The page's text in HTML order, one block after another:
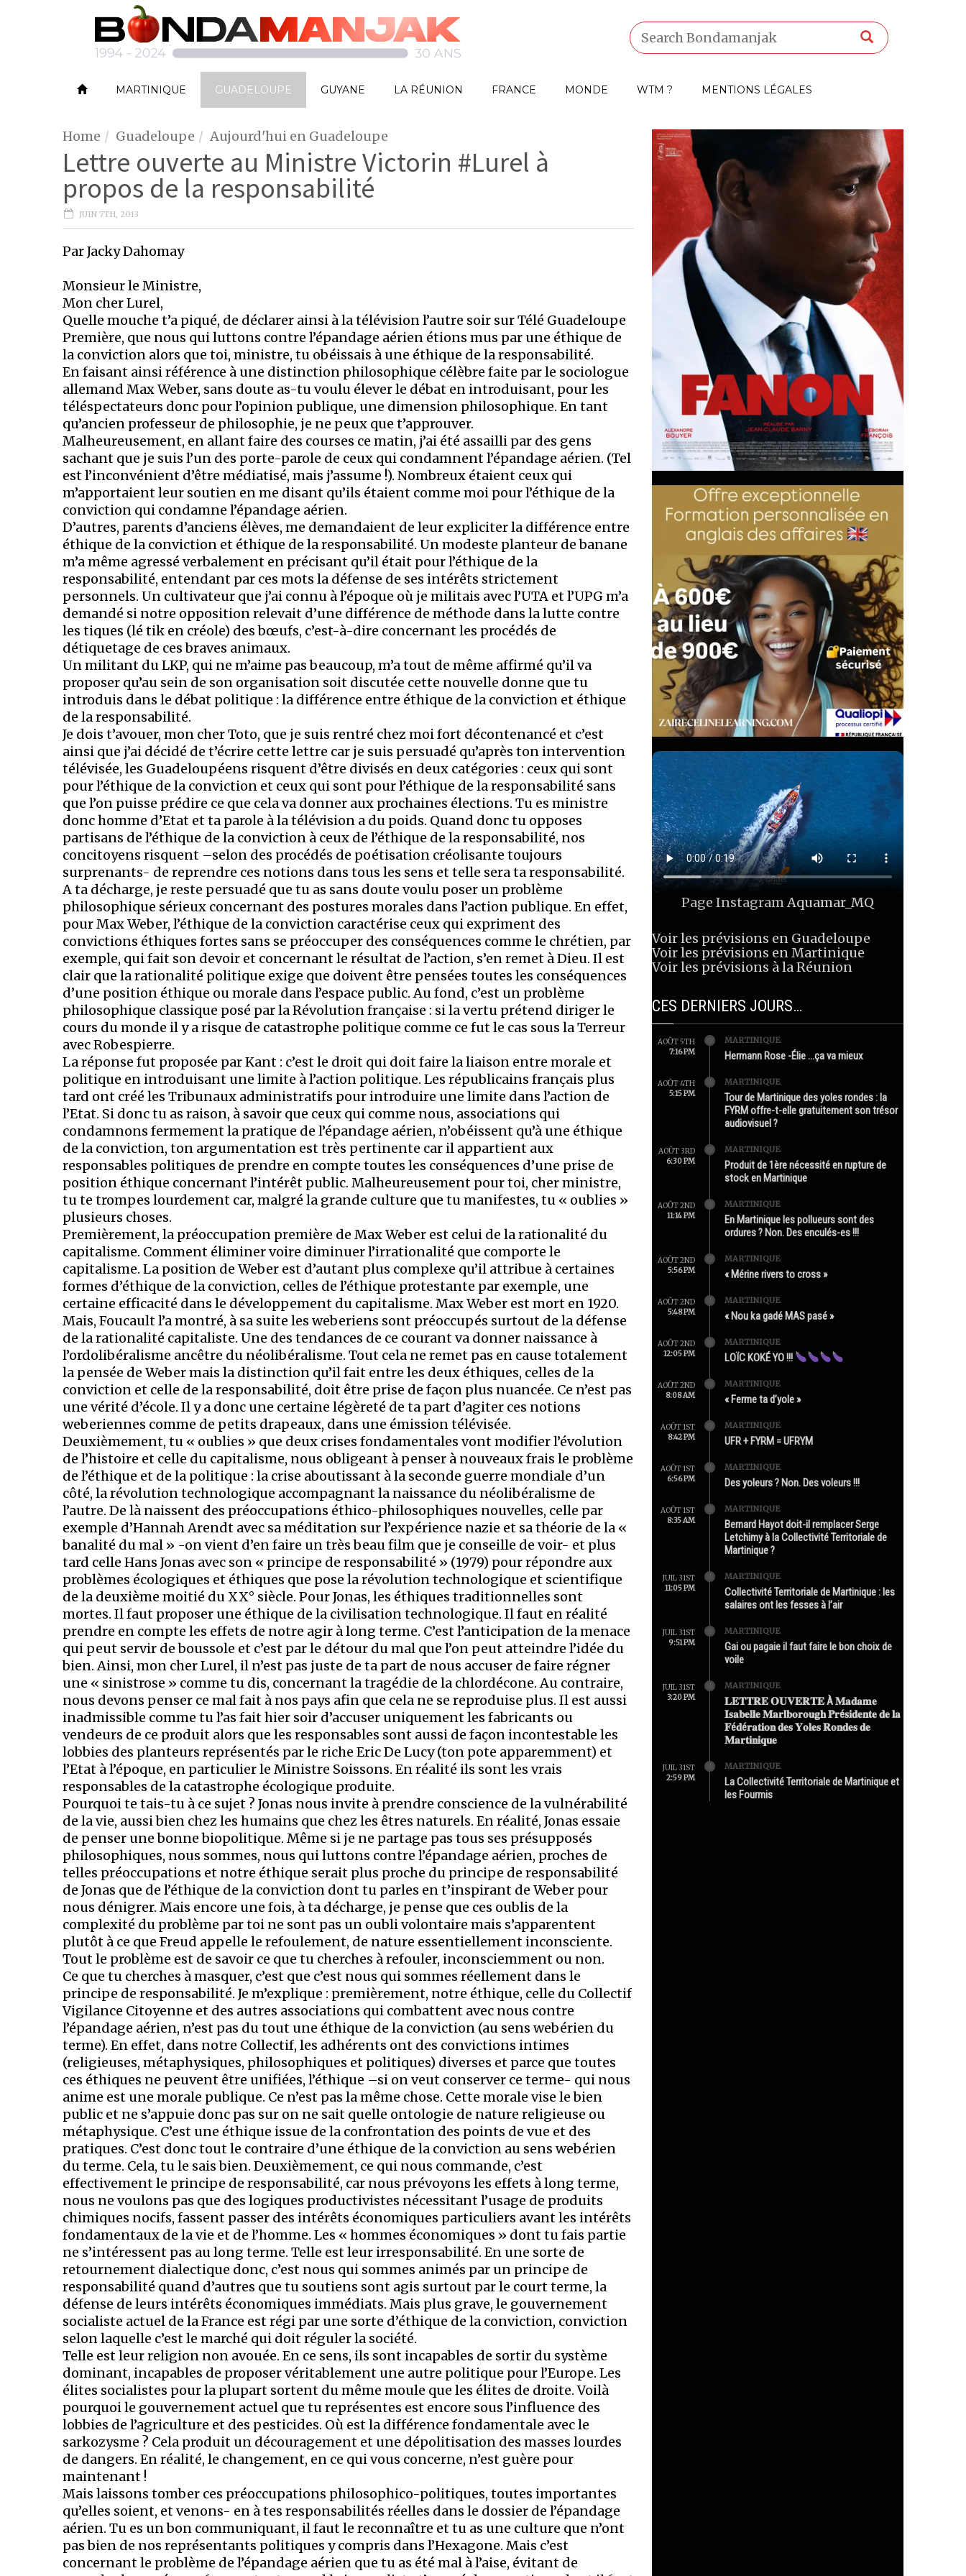
MARTINIQUE GUADELOUPE GUYANE LA RÉUNION FRANCE MONDE WTM ? MENTIONS LÉGALES
Home Guadeloupe Aujourd'hui en Guadeloupe
Lettre ouverte au Ministre Victorin #Lurel à
propos de la responsabilité
JUIN 7TH, 2013
Par Jacky Dahomay
Monsieur le Ministre,
Mon cher Lurel,
Quelle mouche t’a piqué, de déclarer ainsi à la télévision l’autre soir sur Télé Guadeloupe
Première, que nous qui luttons contre l’épandage aérien étions mus par une éthique de
la conviction alors que toi, ministre, tu obéissais à une éthique de la responsabilité.
En faisant ainsi référence à une distinction philosophique célèbre faite par le sociologue
allemand Max Weber, sans doute as-tu voulu élever le débat en introduisant, pour les
téléspectateurs donc pour l’opinion publique, une dimension philosophique. En tant
qu’ancien professeur de philosophie, je ne peux que t’approuver.
Malheureusement, en allant faire des courses ce matin, j’ai été assailli par des gens
sachant que je suis l’un des porte-parole de ceux qui condamnent l’épandage aérien. (Tel
est l’inconvénient d’être médiatisé, mais j’assume !). Nombreux étaient ceux qui
m’apportaient leur soutien en me disant qu’ils étaient comme moi pour l’éthique de la
conviction qui condamne l’épandage aérien.
D’autres, parents d’anciens élèves, me demandaient de leur expliciter la différence entre
éthique de la conviction et éthique de la responsabilité. Un modeste planteur de banane
m’a même agressé verbalement en précisant qu’il était pour l’éthique de la
responsabilité, entendant par ces mots la défense de ses intérêts strictement
personnels. Un cultivateur que j’ai connu à l’époque où je militais avec l’UTA et l’UPG m’a
demandé si notre opposition relevait d’une différence de méthode dans la lutte contre
les tiques (lé tik en créole) des bœufs, c’est-à-dire concernant les procédés de
détiquetage de ces braves animaux.
Un militant du LKP, qui ne m’aime pas beaucoup, m’a tout de même affirmé qu’il va
proposer qu’au sein de son organisation soit discutée cette nouvelle donne que tu
introduis dans le débat politique : la différence entre éthique de la conviction et éthique
de la responsabilité.
Je dois t’avouer, mon cher Toto, que je suis rentré chez moi fort décontenancé et c’est
ainsi que j’ai décidé de t’écrire cette lettre car je suis persuadé qu’après ton intervention
télévisée, les Guadeloupéens risquent d’être divisés en deux catégories : ceux qui sont
pour l’éthique de la conviction et ceux qui sont pour l’éthique de la responsabilité sans
que l’on puisse prédire ce que cela va donner aux prochaines élections. Tu es ministre
donc homme d’Etat et ta parole à la télévision a du poids. Quand donc tu opposes
partisans de l’éthique de la conviction à ceux de l’éthique de la responsabilité, nos
concitoyens risquent –selon des procédés de poétisation créolisante toujours
surprenants- de reprendre ces notions dans tous les sens et telle sera ta responsabilité.
A ta décharge, je reste persuadé que tu as sans doute voulu poser un problème
philosophique sérieux concernant des postures morales dans l’action publique. En effet,
pour Max Weber, l’éthique de la conviction caractérise ceux qui expriment des
convictions éthiques fortes sans se préoccuper des conséquences comme le chrétien, par
exemple, qui fait son devoir et concernant le résultat de l’action, s’en remet à Dieu. Il est
clair que la rationalité politique exige que doivent être pensées toutes les conséquences
d’une position éthique ou morale dans l’espace public. Au fond, c’est un problème
philosophique classique posé par la Révolution française : si la vertu prétend diriger le
cours du monde il y a risque de catastrophe politique comme ce fut le cas sous la Terreur
avec Robespierre.
La réponse fut proposée par Kant : c’est le droit qui doit faire la liaison entre morale et
politique en introduisant une limite à l’action politique. Les républicains français plus
tard ont créé les Tribunaux administratifs pour introduire une limite dans l’action de
l’Etat. Si donc tu as raison, à savoir que ceux qui comme nous, associations qui
condamnons fermement la pratique de l’épandage aérien, n’obéissent qu’à une éthique
de la conviction, ton argumentation est très pertinente car il appartient aux
responsables politiques de prendre en compte toutes les conséquences d’une prise de
position éthique concernant l’intérêt public. Malheureusement pour toi, cher ministre,
tu te trompes lourdement car, malgré la grande culture que tu manifestes, tu « oublies »
plusieurs choses.
Premièrement, la préoccupation première de Max Weber est celui de la rationalité du
capitalisme. Comment éliminer voire diminuer l’irrationalité que comporte le
capitalisme. La position de Weber est d’autant plus complexe qu’il attribue à certaines
formes d’éthique de la conviction, celles de l’éthique protestante par exemple, une
certaine efficacité dans le développement du capitalisme. Max Weber est mort en 1920.
Mais, Foucault l’a montré, à sa suite les weberiens sont préoccupés surtout de la défense
de la rationalité capitaliste. Une des tendances de ce courant va donner naissance à
l’ordolibéralisme ancêtre du néolibéralisme. Tout cela ne remet pas en cause totalement
la pensée de Weber mais la distinction qu’il fait entre les deux éthiques, celles de la
conviction et celle de la responsabilité, doit être prise de façon plus nuancée. Ce n’est pas
une vérité d’école. Il y a donc une certaine légèreté de ta part d’agiter ces notions
weberiennes comme de petits drapeaux, dans une émission télévisée.
Deuxièmement, tu « oublies » que deux crises fondamentales vont modifier l’évolution
de l’histoire et celle du capitalisme, nous obligeant à penser à nouveaux frais le problème
de l’éthique et de la politique : la crise aboutissant à la seconde guerre mondiale d’un
côté, la révolution technologique accompagnant la naissance du néolibéralisme de
l’autre. De là naissent des préoccupations éthico-philosophiques nouvelles, celle par
exemple d’Hannah Arendt avec sa méditation sur l’expérience nazie et sa théorie de la «
banalité du mal » -on vient d’en faire un très beau film que je conseille de voir- et plus
tard celle Hans Jonas avec son « principe de responsabilité » (1979) pour répondre aux
problèmes écologiques et éthiques que pose la révolution technologique et scientifique
de la deuxième moitié du XX° siècle. Pour Jonas, les éthiques traditionnelles sont
mortes. Il faut proposer une éthique de la civilisation technologique. Il faut en réalité
prendre en compte les effets de notre agir à long terme. C’est l’anticipation de la menace
qui peut servir de boussole et c’est par le détour du mal que l’on peut atteindre l’idée du
bien. Ainsi, mon cher Lurel, il n’est pas juste de ta part de nous accuser de faire régner
une « sinistrose » comme tu dis, concernant la tragédie de la chlordécone. Au contraire,
nous devons penser ce mal fait à nos pays afin que cela ne se reproduise plus. Il est aussi
inadmissible comme tu l’as fait hier soir d’accuser uniquement les fabricants ou
vendeurs de ce produit alors que les responsables sont aussi de façon incontestable les
lobbies des planteurs représentés par le riche Eric De Lucy (ton pote apparemment) et
l’Etat à l’époque, en particulier le Ministre Soissons. En réalité ils sont les vrais
responsables de la catastrophe écologique produite.
Pourquoi te tais-tu à ce sujet ? Jonas nous invite à prendre conscience de la vulnérabilité
de la vie, aussi bien chez les humains que chez les êtres naturels. En réalité, Jonas essaie
de penser une bonne biopolitique. Même si je ne partage pas tous ses présupposés
philosophiques, nous sommes, nous qui luttons contre l’épandage aérien, proches de
telles préoccupations et notre éthique serait plus proche du principe de responsabilité
de Jonas que de l’éthique de la conviction dont tu parles en t’inspirant de Weber pour
nous dénigrer. Mais encore une fois, à ta décharge, je pense que ces oublis de la
complexité du problème par toi ne sont pas un oubli volontaire mais s’apparentent
plutôt à ce que Freud appelle le refoulement, de nature essentiellement inconsciente.
Tout le problème est de savoir ce que tu cherches à refouler, inconsciemment ou non.
Ce que tu cherches à masquer, c’est que c’est nous qui sommes réellement dans le
principe de responsabilité. Je m’explique : premièrement, notre éthique, celle du Collectif
Vigilance Citoyenne et des autres associations qui combattent avec nous contre
l’épandage aérien, n’est pas du tout une éthique de la conviction (au sens webérien du
terme). En effet, dans notre Collectif, les adhérents ont des convictions intimes
(religieuses, métaphysiques, philosophiques et politiques) diverses et parce que toutes
ces éthiques ne peuvent être unifiées, l’éthique –si on veut conserver ce terme- qui nous
anime est une morale publique. Ce n’est pas la même chose. Cette morale vise le bien
public et ne s’appuie donc pas sur on ne sait quelle ontologie de nature religieuse ou
métaphysique. C’est une éthique issue de la confrontation des points de vue et des
pratiques. C’est donc tout le contraire d’une éthique de la conviction au sens webérien
du terme. Cela, tu le sais bien. Deuxièmement, ce qui nous commande, c’est
effectivement le principe de responsabilité, car nous prévoyons les effets à long terme,
nous ne voulons pas que des logiques productivistes nécessitant l’usage de produits
chimiques nocifs, fassent passer des intérêts économiques particuliers avant les intérêts
fondamentaux de la vie et de l’homme. Les « hommes économiques » dont tu fais partie
ne s’intéressent pas au long terme. Telle est leur irresponsabilité. En une sorte de
retournement dialectique donc, c’est nous qui sommes animés par un principe de
responsabilité quand d’autres que tu soutiens sont agis surtout par le court terme, la
défense de leurs intérêts économiques immédiats. Mais plus grave, le gouvernement
socialiste actuel de la France est régi par une sorte d’éthique de la conviction, conviction
selon laquelle c’est le marché qui doit réguler la société.
Telle est leur religion non avouée. En ce sens, ils sont incapables de sortir du système
dominant, incapables de proposer véritablement une autre politique pour l’Europe. Les
élites socialistes pour la plupart sortent du même moule que les élites de droite. Voilà
pourquoi le gouvernement actuel que tu représentes est encore sous l’influence des
lobbies de l’agriculture et des pesticides. Où est la différence fondamentale avec le
sarkozysme ? Cela produit un découragement et une dépolitisation des masses lourdes
de dangers. En réalité, le changement, en ce qui vous concerne, n’est guère pour
maintenant !
Mais laissons tomber ces préoccupations philosophico-politiques, toutes importantes
qu’elles soient, et venons- en à tes responsabilités réelles dans le dossier de l’épandage
aérien. Tu es un bon communiquant, il faut le reconnaître et tu as une culture que n’ont
pas bien de nos représentants politiques y compris dans l’Hexagone. Mais c’est
concernant le problème de l’épandage aérien que tu as été mal à l’aise, évitant de
Page InstagramAquamar_MQ
Voir les prévisions en Guadeloupe
Voir les prévisions en Martinique
Voir les prévisions à la Réunion
CES DERNIERS JOURS…
AOÛT 5TH
7:16 PM
MARTINIQUE
Hermann Rose -Élie …ça va mieux
AOÛT 4TH
5:15 PM
MARTINIQUE
Tour de Martinique des yoles rondes : la
FYRM offre-t-elle gratuitement son trésor
audiovisuel ?
AOÛT 3RD
6:30 PM
MARTINIQUE
Produit de 1ère nécessité en rupture de
stock en Martinique
AOÛT 2ND
11:14 PM
MARTINIQUE
En Martinique les pollueurs sont des
ordures ? Non. Des enculés-es !!!
AOÛT 2ND
5:56 PM
MARTINIQUE
« Mérine rivers to cross »
AOÛT 2ND
5:48 PM
MARTINIQUE
« Nou ka gadé MAS pasé »
AOÛT 2ND
12:05 PM
MARTINIQUE
LOÏC KOKÉ YO !!!
AOÛT 2ND
8:08 AM
MARTINIQUE
« Ferme ta d’yole »
AOÛT 1ST
8:42 PM
MARTINIQUE
UFR + FYRM = UFRYM
AOÛT 1ST
6:56 PM
MARTINIQUE
Des yoleurs ? Non. Des voleurs !!!
AOÛT 1ST
8:35 AM
MARTINIQUE
Bernard Hayot doit-il remplacer Serge
Letchimy à la Collectivité Territoriale de
Martinique ?
JUIL 31ST
11:05 PM
MARTINIQUE
Collectivité Territoriale de Martinique : les
salaires ont les fesses à l’air
JUIL 31ST
9:51 PM
MARTINIQUE
Gai ou pagaie il faut faire le bon choix de
voile
JUIL 31ST
3:20 PM
MARTINIQUE
𝐋𝐄𝐓𝐓𝐑𝐄 𝐎𝐔𝐕𝐄𝐑𝐓𝐄 À 𝐌𝐚𝐝𝐚𝐦𝐞
𝐈𝐬𝐚𝐛𝐞𝐥𝐥𝐞 𝐌𝐚𝐫𝐥𝐛𝐨𝐫𝐨𝐮𝐠𝐡 𝐏𝐫é𝐬𝐢𝐝𝐞𝐧𝐭𝐞 𝐝𝐞 𝐥𝐚
𝐅é𝐝é𝐫𝐚𝐭𝐢𝐨𝐧 𝐝𝐞𝐬 𝐘𝐨𝐥𝐞𝐬 𝐑𝐨𝐧𝐝𝐞𝐬 𝐝𝐞
𝐌𝐚𝐫𝐭𝐢𝐧𝐢𝐪𝐮𝐞
JUIL 31ST
2:59 PM
MARTINIQUE
La Collectivité Territoriale de Martinique et
les Fourmis